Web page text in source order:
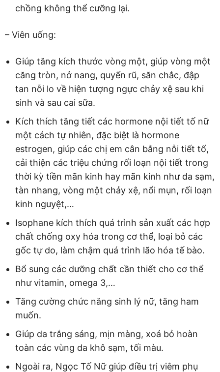
chồng không thể cưỡng lại.
– Viên uống:
Giúp tăng kích thước vòng một, giúp vòng một
căng tròn, nở nang, quyến rũ, săn chắc, đập
tan nỗi lo về hiện tượng ngực chảy xệ sau khi
sinh và sau cai sữa.
Kích thích tăng tiết các hormone nội tiết tố nữ
một cách tự nhiên, đặc biệt là hormone
estrogen, giúp các chị em cân bằng nỗi tiết tố,
cải thiện các triệu chứng rối loạn nội tiết trong
thời kỳ tiền mãn kinh hay mãn kinh như da sạm,
tàn nhang, vòng một chảy xệ, nổi mụn, rối loạn
kinh nguyệt,…
Isophane kích thích quá trình sản xuất các hợp
chất chống oxy hóa trong cơ thể, loại bỏ các
gốc tự do, làm chậm quá trình lão hóa tế bào.
Bổ sung các dưỡng chất cần thiết cho cơ thể
như vitamin, omega 3,…
Tăng cường chức năng sinh lý nữ, tăng ham
muốn.
Giúp da trắng sáng, mịn màng, xoá bỏ hoàn
toàn các vùng da khô sạm, tối màu.
Ngoài ra, Ngọc Tố Nữ giúp điều trị viêm phụ